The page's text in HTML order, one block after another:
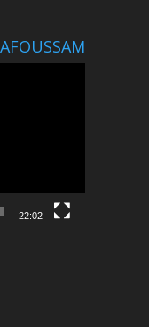
22:02